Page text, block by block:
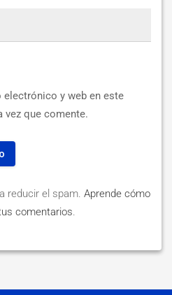
electrónico y web en este
vez que comente.
reducir el spam. Aprende cómo
comentarios.